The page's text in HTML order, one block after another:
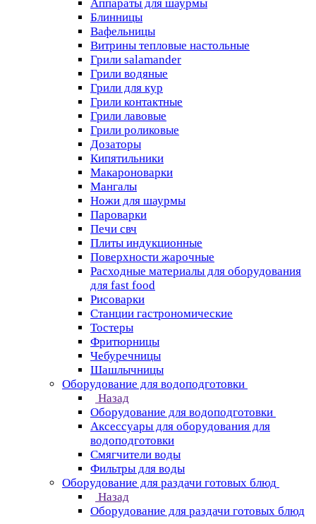
Аппараты для шаурмы
Блинницы
Вафельницы
Витрины тепловые настольные
Грили salamander
Грили водяные
Грили для кур
Грили контактные
Грили лавовые
Грили роликовые
Дозаторы
Кипятильники
Макароноварки
Мангалы
Ножи для шаурмы
Пароварки
Печи свч
Плиты индукционные
Поверхности жарочные
Расходные материалы для оборудования
для fast food
Рисоварки
Станции гастрономические
Тостеры
Фритюрницы
Чебуречницы
Шашлычницы
Оборудование для водоподготовки
Назад
Оборудование для водоподготовки
Аксессуары для оборудования для
водоподготовки
Смягчители воды
Фильтры для воды
Оборудование для раздачи готовых блюд
Назад
Оборудование для раздачи готовых блюд